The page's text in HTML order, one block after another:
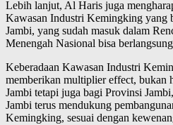
Lebih lanjut, Al Haris juga
Kawasan Industri Kemingking yang
Jambi, yang sudah masuk dalam
Menengah Nasional bisa
Keberadaan Kawasan Industri
memberikan multiplier effect, bukan
Jambi tetapi juga bagi Provinsi
Jambi terus mendukung
Kemingking, sesuai dengan